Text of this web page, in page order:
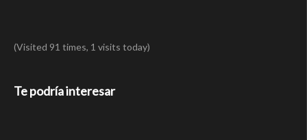
(Visited 91 times, 1 visits today)
Te podría interesar